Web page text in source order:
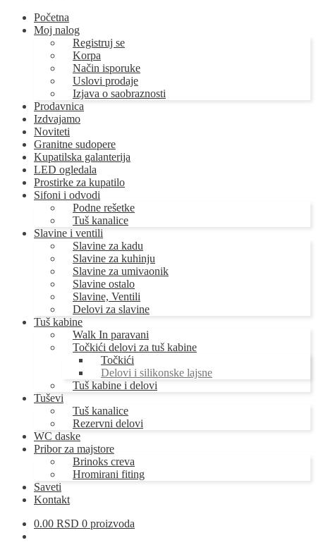
Početna
Moj nalog
Registruj se
Korpa
Način isporuke
Uslovi prodaje
Izjava o saobraznosti
Prodavnica
Izdvajamo
Noviteti
Granitne sudopere
Kupatilska galanterija
LED ogledala
Prostirke za kupatilo
Sifoni i odvodi
Podne rešetke
Tuš kanalice
Slavine i ventili
Slavine za kadu
Slavine za kuhinju
Slavine za umivaonik
Slavine ostalo
Slavine, Ventili
Delovi za slavine
Tuš kabine
Walk In paravani
Točkići delovi za tuš kabine
Točkići
Delovi i silikonske lajsne
Tuš kabine i delovi
Tuševi
Tuš kanalice
Rezervni delovi
WC daske
Pribor za majstore
Brinoks creva
Hromirani fiting
Saveti
Kontakt
0.00 RSD 0 proizvoda